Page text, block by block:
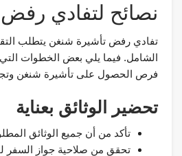
نصائح لتفادي
تفادي رفض تأشيرة شنغن يتطلب
الشامل. فيما يلي بعض الخطوات
فرص الحصول على تأشيرة شنغن
تحضير الوثائق بعناية
تأكد من أن جميع الوثائق
تحقق من صلاحية جواز السفر